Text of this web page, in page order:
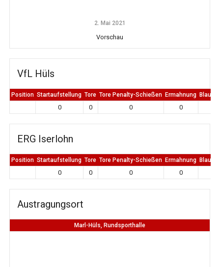
2. Mai 2021
Vorschau
VfL Hüls
Position Startaufstellung Tore Tore Penalty-Schießen Ermahnung Blaue
0 0 0 0
ERG Iserlohn
Position Startaufstellung Tore Tore Penalty-Schießen Ermahnung Blaue
0 0 0 0
Austragungsort
Marl-Hüls, Rundsporthalle